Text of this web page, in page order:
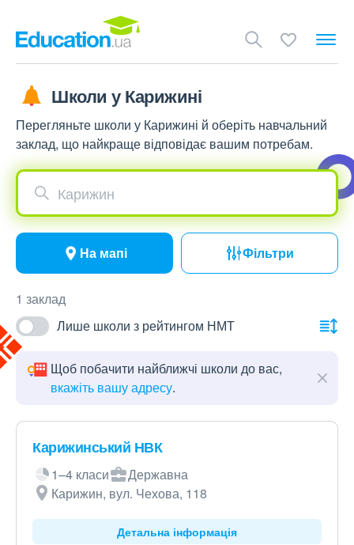
Школи у Карижині
Перегляньте школи у Карижині й оберіть навчальний
заклад, що найкраще відповідає вашим потребам.
Карижин
На мапі Фільтри
1 заклад
Лише школи з рейтингом НМТ
Щоб побачити найближчі школи до вас,
вкажіть вашу адресу.
Карижинський НВК
1–4 класи
Державна
Карижин, вул. Чехова, 118
Детальна інформація